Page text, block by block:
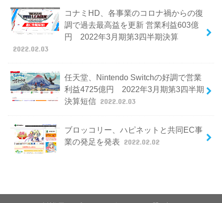
コナミHD、各事業のコロナ禍からの復
調で過去最高益を更新 営業利益603億
円 2022年3月期第3四半期決算
2022.02.03
任天堂、Nintendo Switchの好調で営業
利益4725億円 2022年3月期第3四半期
決算短信 2022.02.03
ブロッコリー、ハピネットと共同EC事
業の発足を発表 2022.02.02